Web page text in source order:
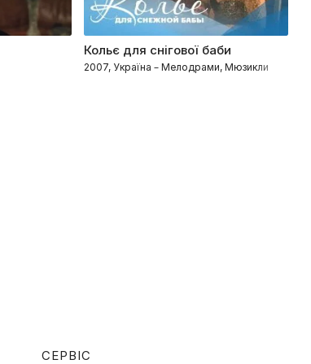
Кольє для снігової баби
2007, Україна – Мелодрами, Мюзикли
СЕРВІС